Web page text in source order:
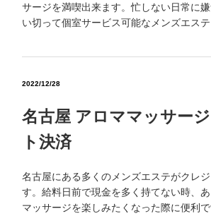
サージを満喫出来ます。忙しない日常に
い切って個室サービス可能なメンズエス
2022/12/28
名古屋 アロママッサー
ト決済
名古屋にある多くのメンズエステがクレ
す。給料日前で現金を多く持てない時、
マッサージを楽しみたくなった際に便利